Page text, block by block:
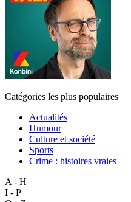
Catégories les plus populaires
Actualités
Humour
Culture et société
Sports
Crime : histoires vraies
A - H
I - P